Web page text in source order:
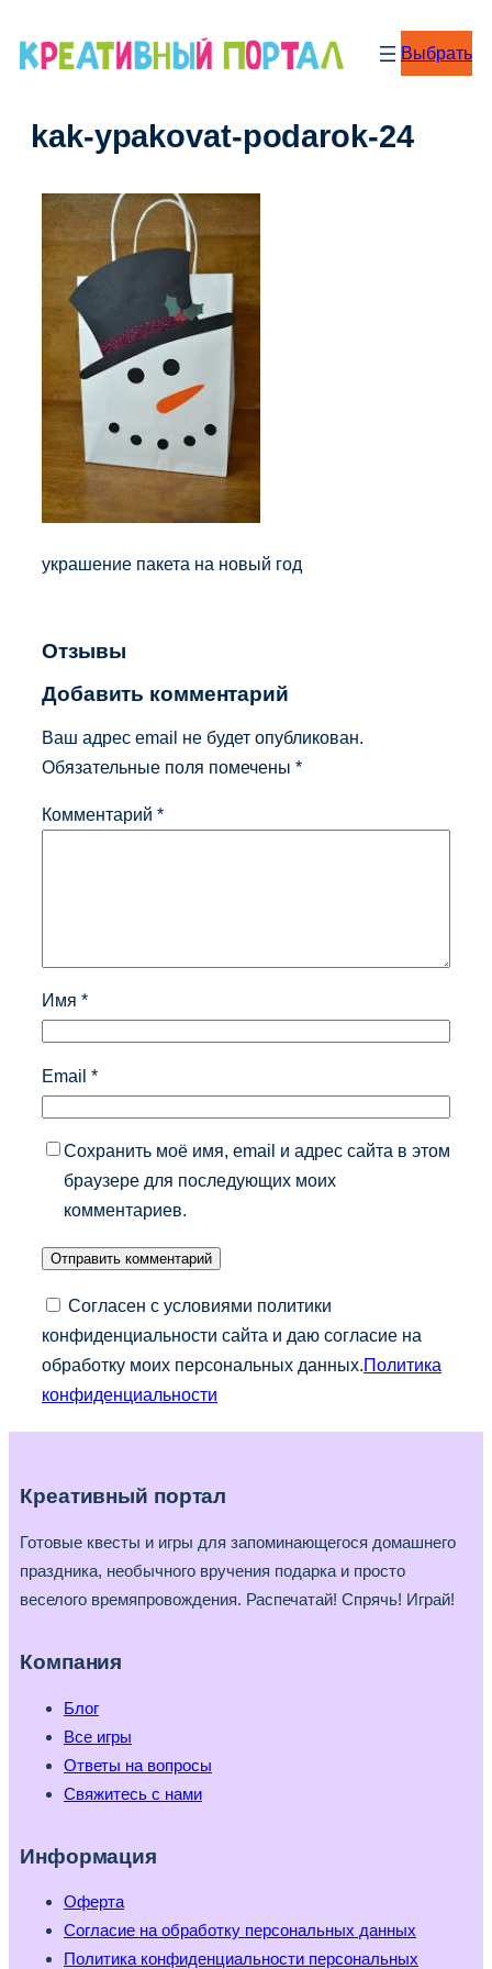
Выбрать
kak-ypakovat-podarok-24
украшение пакета на новый год
Отзывы
Добавить комментарий
Ваш адрес email не будет опубликован.
Обязательные поля помечены *
Комментарий *
Имя *
Email *
Сохранить моё имя, email и адрес сайта в этом
браузере для последующих моих
комментариев.
Согласен с условиями политики
конфиденциальности сайта и даю согласие на
обработку моих персональных данных. Политика
конфиденциальности
Креативный портал
Готовые квесты и игры для запоминающегося домашнего
праздника, необычного вручения подарка и просто
веселого времяпровождения. Распечатай! Спрячь! Играй!
Компания
Блог
Все игры
Ответы на вопросы
Свяжитесь с нами
Информация
Оферта
Согласие на обработку персональных данных
Политика конфиденциальности персональных